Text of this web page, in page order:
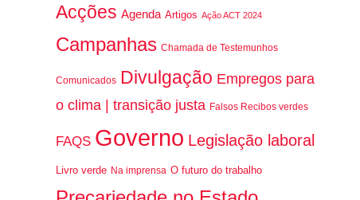
Acções Agenda Artigos Ação ACT 2024
Campanhas Chamada de Testemunhos
Comunicados Divulgação Empregos para
o clima | transição justa Falsos Recibos verdes
FAQS Governo Legislação laboral
Livro verde Na imprensa O futuro do trabalho